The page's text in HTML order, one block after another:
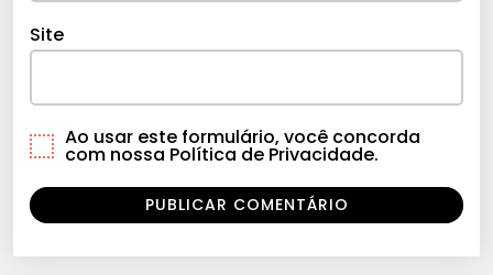
Site
Ao usar este formulário, você concorda
com nossa Política de Privacidade.